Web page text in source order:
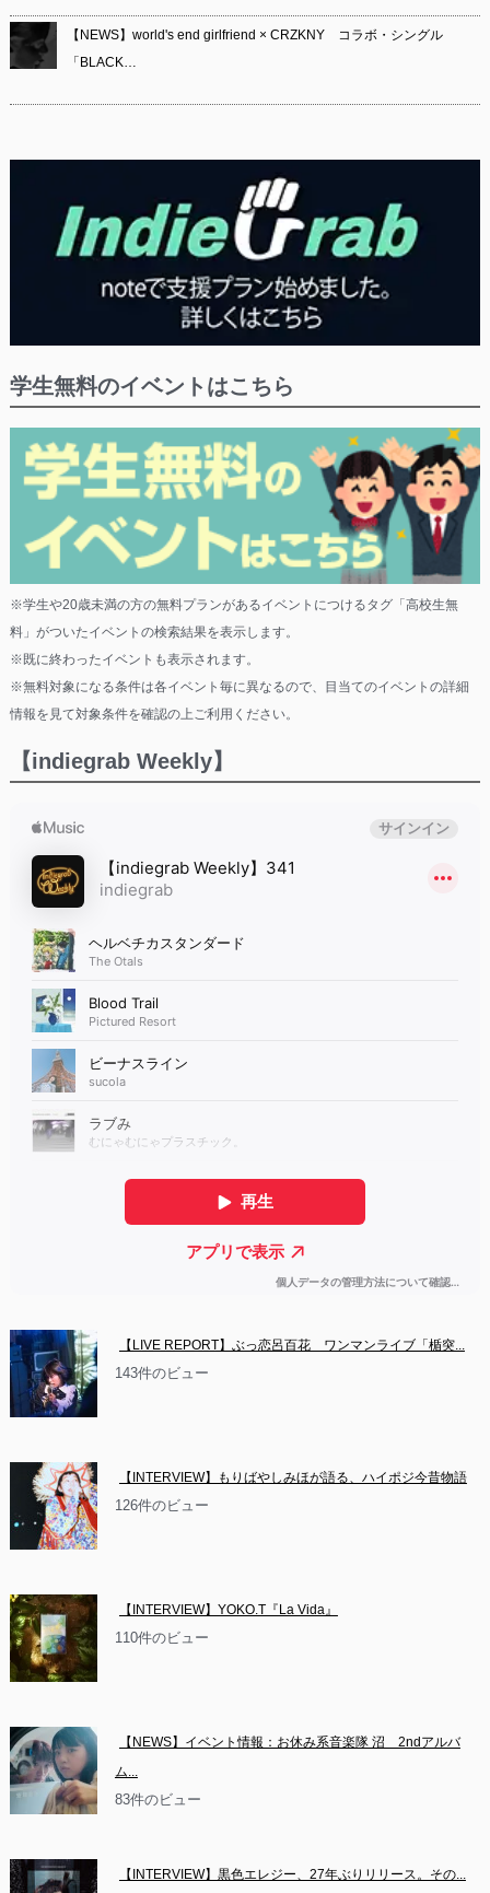
【NEWS】world's end girlfriend × CRZKNY コラボ・シングル
「BLACK…
学生無料のイベントはこちら
※学生や20歳未満の方の無料プランがあるイベントにつけるタグ「高校生無
料」がついたイベントの検索結果を表示します。
※既に終わったイベントも表示されます。
※無料対象になる条件は各イベント毎に異なるので、目当てのイベントの詳細
情報を見て対象条件を確認の上ご利用ください。
【indiegrab Weekly】
【LIVE REPORT】ぶっ恋呂百花　ワンマンライブ「楯突...
143件のビュー
【INTERVIEW】もりばやしみほが語る、ハイポジ今昔物語
126件のビュー
【INTERVIEW】YOKO.T『La Vida』
110件のビュー
【NEWS】イベント情報：お休み系音楽隊 沼　2ndアルバ
ム...
83件のビュー
【INTERVIEW】黒色エレジー、27年ぶりリリース。その...